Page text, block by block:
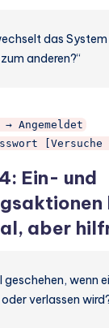
das
anderen?“
Angemeldet
Ein- und
aber
geschehen, wenn
verlassen